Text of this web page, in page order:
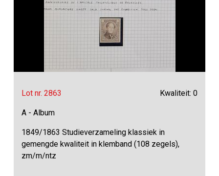
Lot nr. 2863 Kwaliteit: 0
A - Album
1849/1863 Studieverzameling klassiek in
gemengde kwaliteit in klemband (108 zegels),
zm/m/ntz